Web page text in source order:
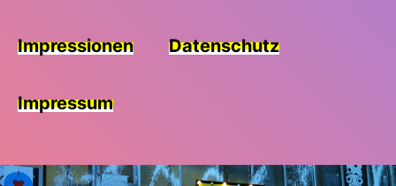
Impressionen Datenschutz
Impressum